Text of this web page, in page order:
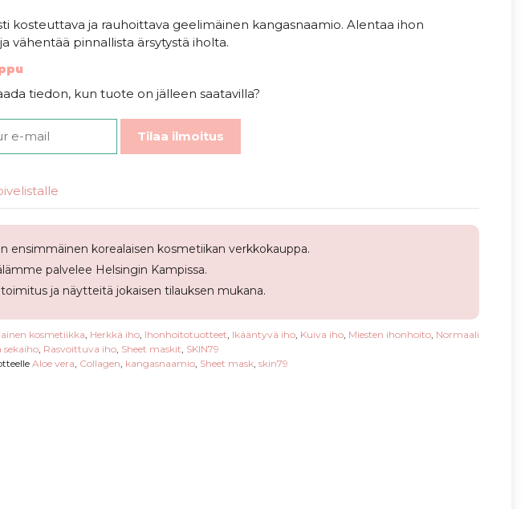
kosteuttava ja rauhoittava geelimäinen kangasnaamio. Alentaa ihon
vähentää pinnallista ärsytystä iholta.
tiedon, kun tuote on jälleen saatavilla?
Tilaa ilmoitus
ensimmäinen korealaisen kosmetiikan verkkokauppa.
palvelee Helsingin Kampissa.
ja näytteitä jokaisen tilauksen mukana.
kosmetiikka, Herkkä iho, Ihonhoitotuotteet, Ikääntyvä iho, Kuiva iho, Miesten ihonhoito, Normaali
, Rasvoittuva iho, Sheet maskit, SKIN79
Aloe vera, Collagen, kangasnaamio, Sheet mask, skin79